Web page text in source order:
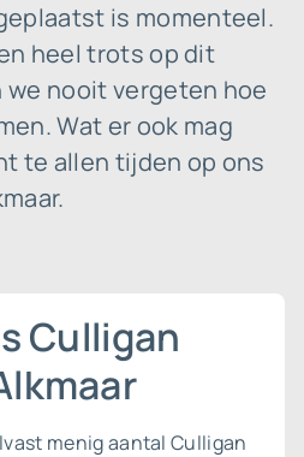
is momenteel.
heel trots op dit
nooit vergeten hoe
Wat er ook mag
te allen tijden op ons
Culligan
menig aantal Culligan